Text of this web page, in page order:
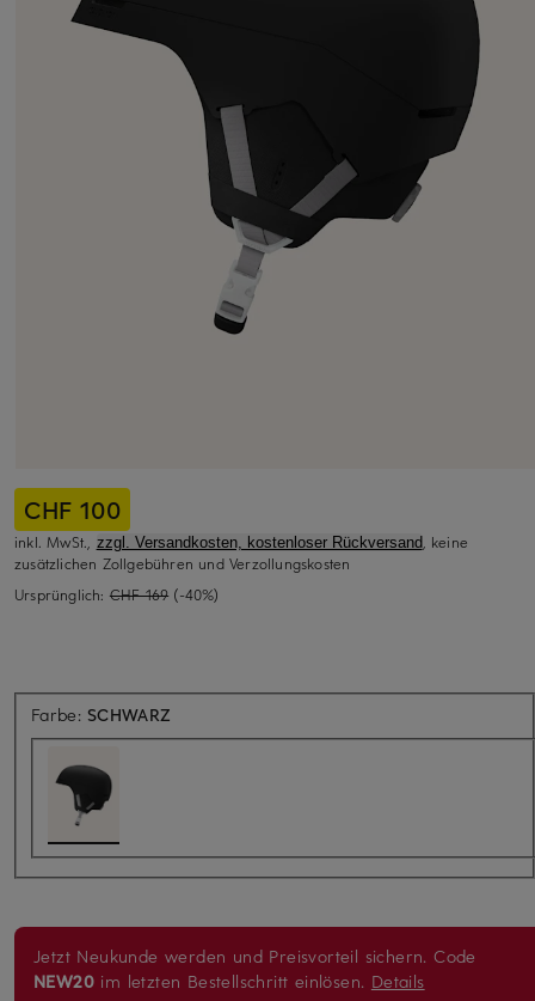
CHF 100
inkl. MwSt., zzgl. Versandkosten, kostenloser Rückversand, keine
zusätzlichen Zollgebühren und Verzollungskosten
Ursprünglich: CHF 169 (-40%)
Farbe: SCHWARZ
Jetzt Neukunde werden und Preisvorteil sichern. Code
NEW20 im letzten Bestellschritt einlösen. Details